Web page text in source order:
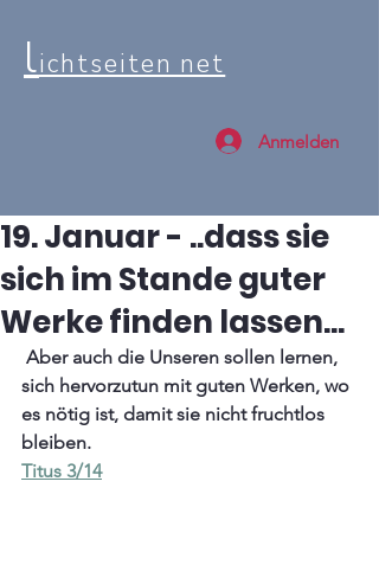
lichtseiten net
Anmelden
19. Januar - ..dass sie
sich im Stande guter
Werke finden lassen...
sich hervorzutun mit guten Werken, wo
es nötig ist, damit sie nicht fruchtlos
bleiben.
Titus 3/14